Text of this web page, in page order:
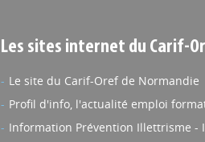
Les sites internet du Carif-
Le site du Carif-Oref de Normandie
Profil d'info, l'actualité emploi
Information Prévention Illettrisme -